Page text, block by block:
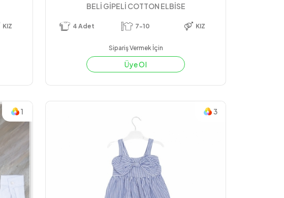
KIZ
BELİ GİPELİ COTTON ELBİSE
4 Adet 7-10 KIZ
Sipariş Vermek İçin
Üye Ol
1 3